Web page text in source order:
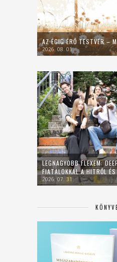
AZ ÉGIG ÉRŐ TESTVÉR –
2026. 08. 01.
LEGNAGYOBB FLEXEM:
FIATALOKKAL A HITRŐL
2026. 07. 31.